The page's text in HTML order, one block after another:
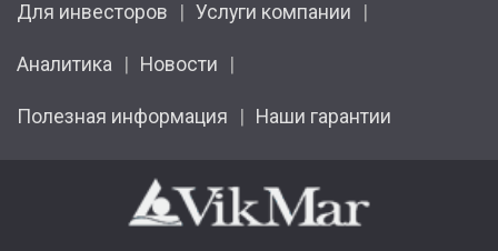
Для инвесторов Услуги компании
Аналитика Новости
Полезная информация Наши гарантии